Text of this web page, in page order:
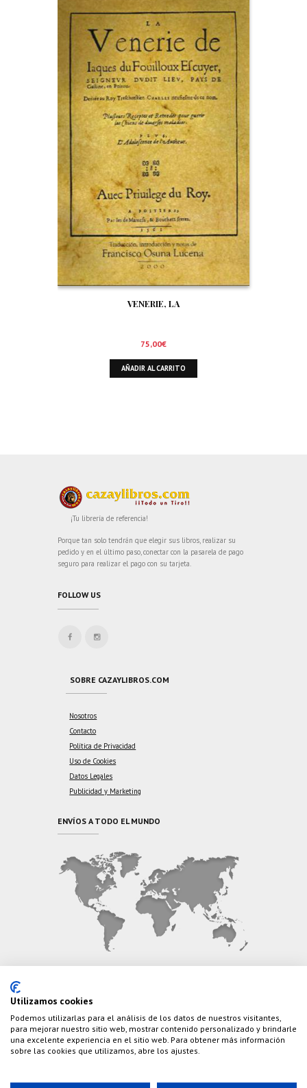
VENERIE, LA
75,00€
AÑADIR AL CARRITO
¡Tu librería de referencia!
Porque tan solo tendrán que elegir sus libros, realizar su
pedido y en el último paso, conectar con la pasarela de pago
seguro para realizar el pago con su tarjeta.
FOLLOW US
SOBRE CAZAYLIBROS.COM
Nosotros
Contacto
Política de Privacidad
Uso de Cookies
Datos Legales
Publicidad y Marketing
ENVÍOS A TODO EL MUNDO
Teléfono: (+34) 626 495 499
E-Mail: info@cazaylibros.com
Utilizamos cookies
Podemos utilizarlas para el análisis de los datos de nuestros visitantes,
para mejorar nuestro sitio web, mostrar contenido personalizado y brindarle
una excelente experiencia en el sitio web. Para obtener más información
sobre las cookies que utilizamos, abre los ajustes.